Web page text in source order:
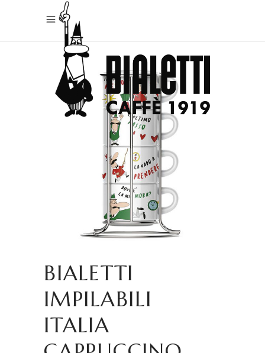
BIALETTI
IMPILABILI
ITALIA